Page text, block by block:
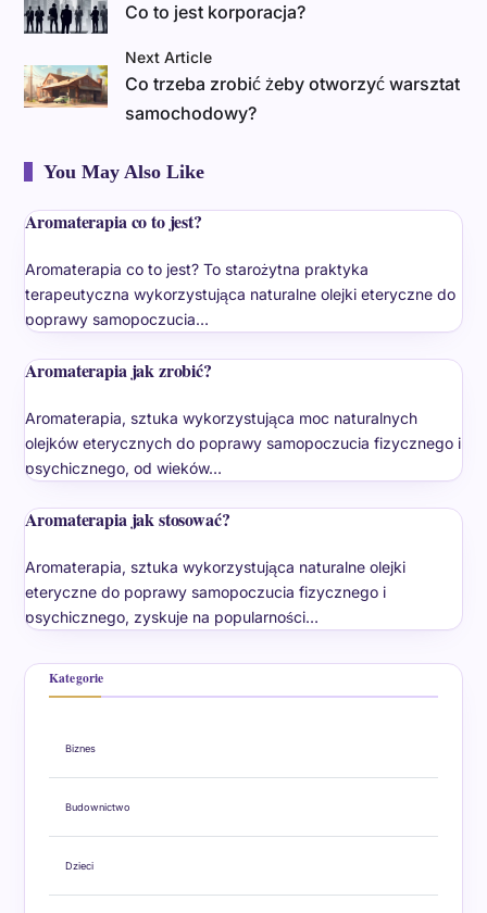
Co to jest korporacja?
Next Article
Co trzeba zrobić żeby otworzyć warsztat
samochodowy?
You May Also Like
Aromaterapia co to jest?
Aromaterapia co to jest? To starożytna praktyka
terapeutyczna wykorzystująca naturalne olejki eteryczne do
poprawy samopoczucia…
Aromaterapia jak zrobić?
Aromaterapia, sztuka wykorzystująca moc naturalnych
olejków eterycznych do poprawy samopoczucia fizycznego i
psychicznego, od wieków…
Aromaterapia jak stosować?
Aromaterapia, sztuka wykorzystująca naturalne olejki
eteryczne do poprawy samopoczucia fizycznego i
psychicznego, zyskuje na popularności…
Kategorie
Biznes
Budownictwo
Dzieci